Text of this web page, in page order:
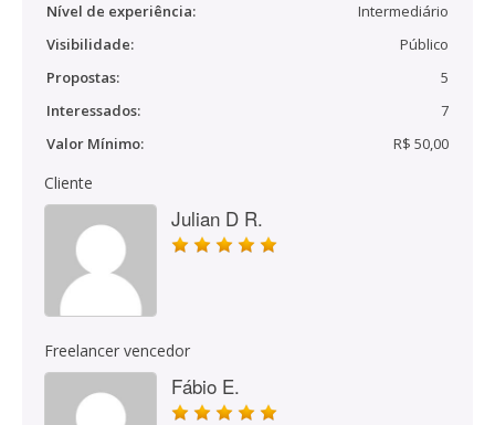
Nível de experiência:
Intermediário
Visibilidade:
Público
Propostas:
5
Interessados:
7
Valor Mínimo:
R$ 50,00
Cliente
Julian D R.
Freelancer vencedor
Fábio E.